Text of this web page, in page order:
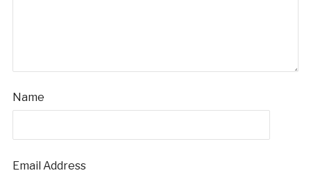
Name
Email Address